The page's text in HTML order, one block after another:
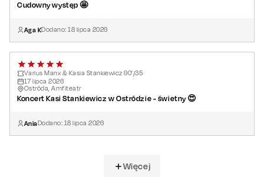
Cudowny występ 🤩
Aga KDodano:18 lipca 2026
Varius Manx & Kasia Stankiewicz 90'/35
17 lipca 2026
Ostróda, Amfiteatr
Koncert Kasi Stankiewicz w Ostródzie - świetny 😍
AniaDodano: 18 lipca 2026
Więcej